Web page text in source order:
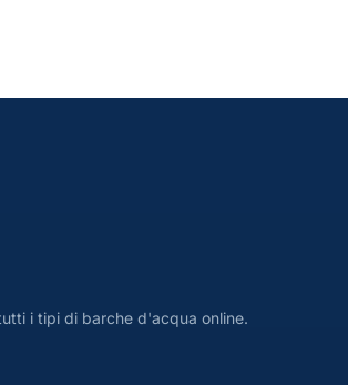
i tipi di barche d'acqua online.